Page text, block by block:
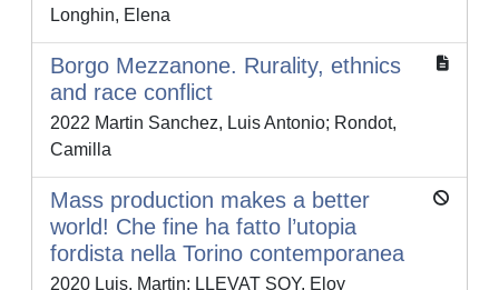
Longhin, Elena
Borgo Mezzanone. Rurality, ethnics
and race conflict
2022 Martin Sanchez, Luis Antonio; Rondot,
Camilla
Mass production makes a better
world! Che fine ha fatto l’utopia
fordista nella Torino contemporanea
2020 Luis, Martin; LLEVAT SOY, Eloy